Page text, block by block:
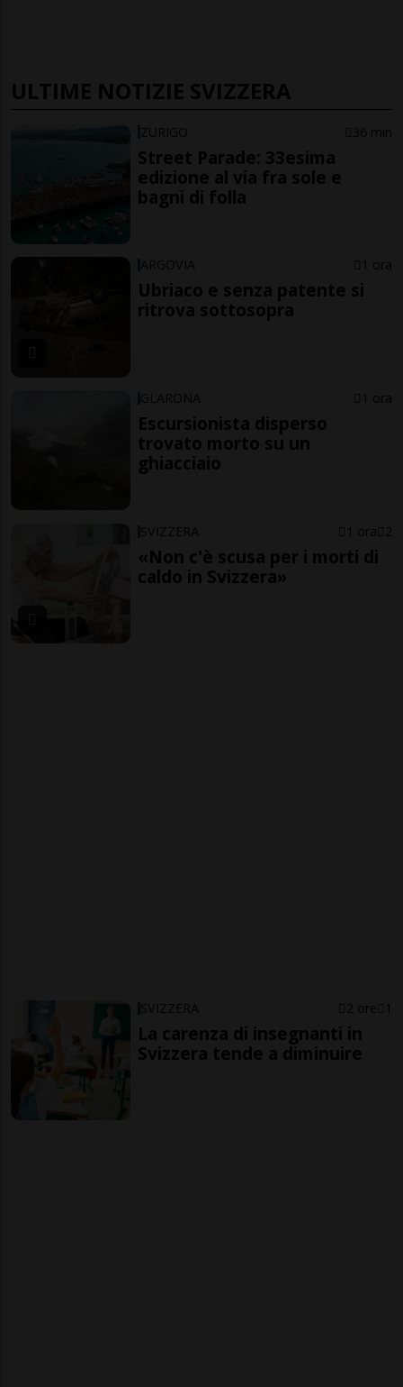
ULTIME NOTIZIE SVIZZERA
ZURIGO 36 min
Street Parade: 33esima
edizione al via fra sole e
bagni di folla
ARGOVIA 1 ora
Ubriaco e senza patente si
ritrova sottosopra
GLARONA 1 ora
Escursionista disperso
trovato morto su un
ghiacciaio
SVIZZERA 1 ora 2
«Non c'è scusa per i morti di
caldo in Svizzera»
SVIZZERA 2 ore 1
La carenza di insegnanti in
Svizzera tende a diminuire